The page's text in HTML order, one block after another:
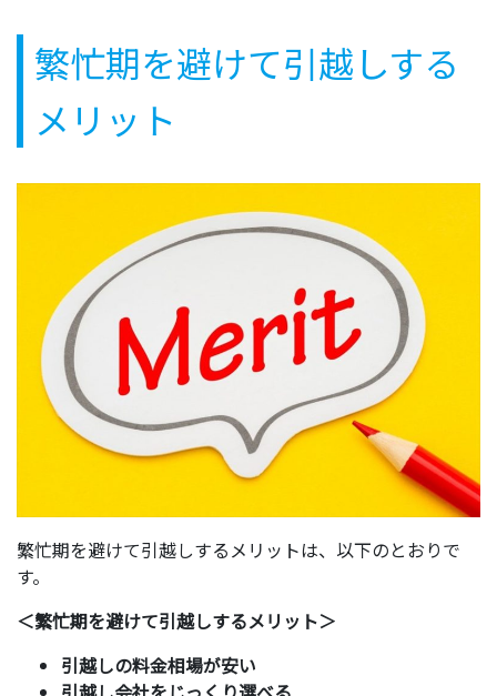
繁忙期を避けて引越しする
メリット
繁忙期を避けて引越しするメリットは、以下のとおりで
す。
＜繁忙期を避けて引越しするメリット＞
引越しの料金相場が安い